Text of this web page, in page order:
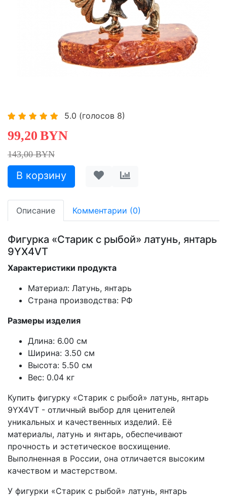
5.0 (голосов 8)
99,20 BYN
143,00 BYN
Описание Комментарии (0)
Фигурка «Старик с рыбой» латунь, янтарь
9YX4VT
Характеристики продукта
Материал: Латунь, янтарь
Страна производства: РФ
Размеры изделия
Длина: 6.00 см
Ширина: 3.50 см
Высота: 5.50 см
Вес: 0.04 кг
Купить фигурку «Старик с рыбой» латунь, янтарь
9YX4VT - отличный выбор для ценителей
уникальных и качественных изделий. Её
материалы, латунь и янтарь, обеспечивают
прочность и эстетическое восхищение.
Выполненная в России, она отличается высоким
качеством и мастерством.
У фигурки «Старик с рыбой» латунь, янтарь